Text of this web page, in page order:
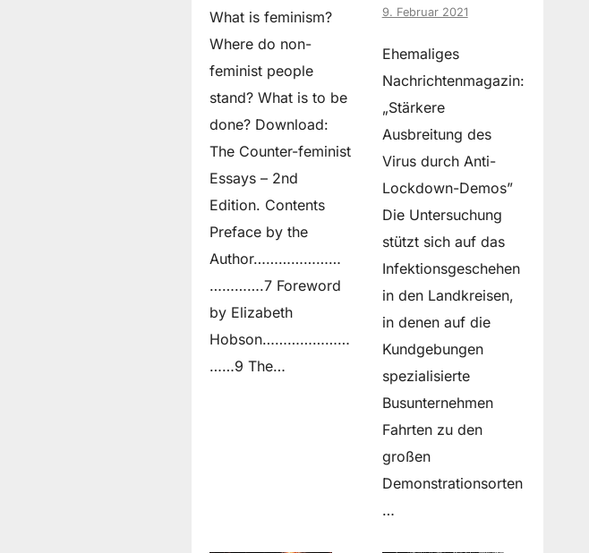
What is feminism?
Where do non­
feminist people
stand? What is to be
done? Download:
The Counter-feminist
Essays – 2nd
Edition. Contents
Preface by the
Author…………………
………….7 Foreword
by Elizabeth
Hobson…………………
……9 The…
9. Februar 2021
Ehemaliges
Nachrichtenmagazin:
„Stärkere
Ausbreitung des
Virus durch Anti-
Lockdown-Demos”
Die Untersuchung
stützt sich auf das
Infektionsgeschehen
in den Landkreisen,
in denen auf die
Kundgebungen
spezialisierte
Busunternehmen
Fahrten zu den
großen
Demonstrationsorten
…